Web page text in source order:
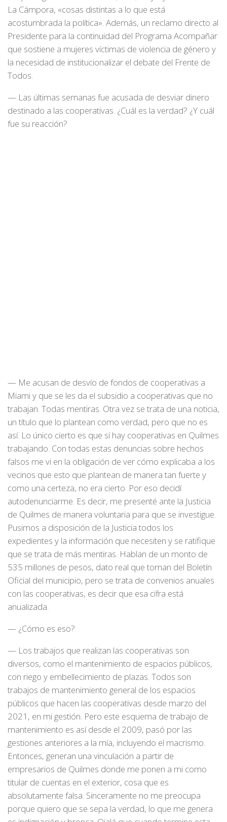
La Cámpora, «cosas distintas a lo que está
acostumbrada la política». Además, un reclamo directo al
Presidente para la continuidad del Programa Acompañar
que sostiene a mujeres víctimas de violencia de género y
la necesidad de institucionalizar el debate del Frente de
Todos.
— Las últimas semanas fue acusada de desviar dinero
destinado a las cooperativas. ¿Cuál es la verdad? ¿Y cuál
fue su reacción?
— Me acusan de desvío de fondos de cooperativas a
Miami y que se les da el subsidio a cooperativas que no
trabajan. Todas mentiras. Otra vez se trata de una noticia,
un título que lo plantean como verdad, pero que no es
así. Lo único cierto es que sí hay cooperativas en Quilmes
trabajando. Con todas estas denuncias sobre hechos
falsos me vi en la obligación de ver cómo explicaba a los
vecinos que esto que plantean de manera tan fuerte y
como una certeza, no era cierto. Por eso decidí
autodenunciarme. Es decir, me presenté ante la Justicia
de Quilmes de manera voluntaria para que se investigue.
Pusimos a disposición de la Justicia todos los
expedientes y la información que necesiten y se ratifique
que se trata de más mentiras. Hablan de un monto de
535 millones de pesos, dato real que toman del Boletín
Oficial del municipio, pero se trata de convenios anuales
con las cooperativas, es decir que esa cifra está
anualizada.
— ¿Cómo es eso?
— Los trabajos que realizan las cooperativas son
diversos, como el mantenimiento de espacios públicos,
con riego y embellecimiento de plazas. Todos son
trabajos de mantenimiento general de los espacios
públicos que hacen las cooperativas desde marzo del
2021, en mi gestión. Pero este esquema de trabajo de
mantenimiento es así desde el 2009, pasó por las
gestiones anteriores a la mía, incluyendo el macrismo.
Entonces, generan una vinculación a partir de
empresarios de Quilmes donde me ponen a mi como
titular de cuentas en el exterior, cosa que es
absolutamente falsa. Sinceramente no me preocupa
porque quiero que se sepa la verdad, lo que me genera